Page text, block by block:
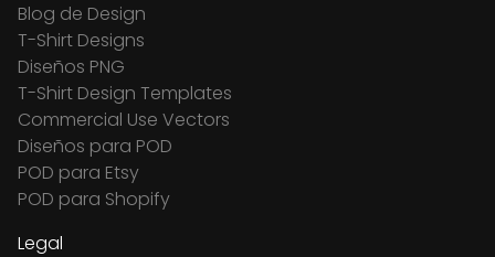
Blog de Design
T-Shirt Designs
Diseños PNG
T-Shirt Design Templates
Commercial Use Vectors
Diseños para POD
POD para Etsy
POD para Shopify
Legal